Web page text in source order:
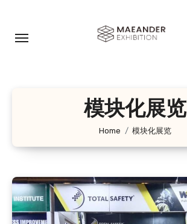
模块化展览
Home 模块化展览